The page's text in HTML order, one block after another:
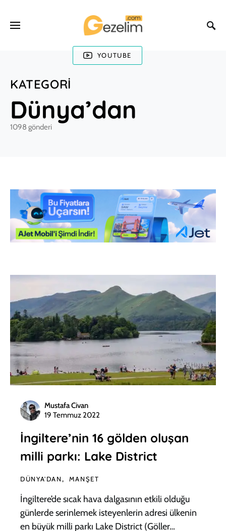
YOUTUBE
KATEGORI
Dünya’dan
1098 gönderi
Mustafa Civan
19 Temmuz 2022
İngiltere’nin 16 gölden oluşan
milli parkı: Lake District
DÜNYA'DAN MANŞET
İngiltere’de sıcak hava dalgasının etkili olduğu
günlerde serinlemek isteyenlerin adresi ülkenin
en büyük milli parkı Lake District (Göller…